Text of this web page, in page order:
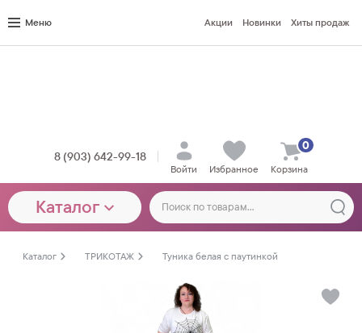
Меню Акции Новинки Хиты продаж
8 (903) 642-99-18
Войти Избранное Корзина
0
Каталог
Каталог ТРИКОТАЖ Туника белая с паутинкой